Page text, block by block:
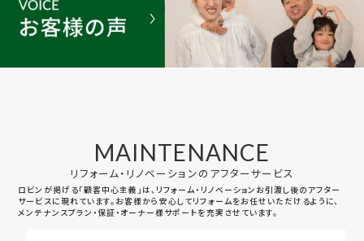
MAINTENANCE
リフォーム・リノベーションのアフターサービス
ロビンが掲げる「顧客中心主義」は、リフォーム・リノベーションお引渡し後のアフター
サービスに現れています。お客様から安心してリフォームをお任せいただけるように、
メンテナンスプラン・保証・オーナー様サポートを充実させています。